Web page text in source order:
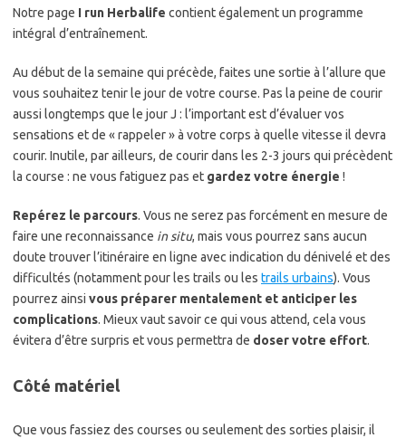
Notre page I run Herbalife contient également un programme
intégral d’entraînement.
Au début de la semaine qui précède, faites une sortie à l’allure que
vous souhaitez tenir le jour de votre course. Pas la peine de courir
aussi longtemps que le jour J : l’important est d’évaluer vos
sensations et de « rappeler » à votre corps à quelle vitesse il devra
courir. Inutile, par ailleurs, de courir dans les 2-3 jours qui précèdent
la course : ne vous fatiguez pas et gardez votre énergie !
Repérez le parcours. Vous ne serez pas forcément en mesure de
faire une reconnaissance in situ, mais vous pourrez sans aucun
doute trouver l’itinéraire en ligne avec indication du dénivelé et des
difficultés (notamment pour les trails ou les trails urbains). Vous
pourrez ainsi vous préparer mentalement et anticiper les
complications. Mieux vaut savoir ce qui vous attend, cela vous
évitera d’être surpris et vous permettra de doser votre effort.
Côté matériel
Que vous fassiez des courses ou seulement des sorties plaisir, il